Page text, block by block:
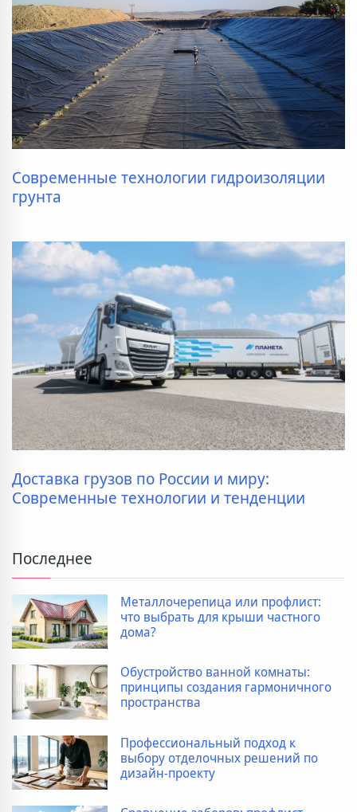
Современные технологии гидроизоляции
грунта
Доставка грузов по России и миру:
Современные технологии и тенденции
Последнее
Металлочерепица или профлист:
что выбрать для крыши частного
дома?
Обустройство ванной комнаты:
принципы создания гармоничного
пространства
Профессиональный подход к
выбору отделочных решений по
дизайн-проекту